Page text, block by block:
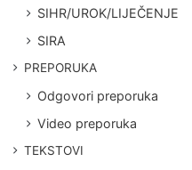
SIHR/UROK/LIJEČENJE
SIRA
PREPORUKA
Odgovori preporuka
Video preporuka
TEKSTOVI